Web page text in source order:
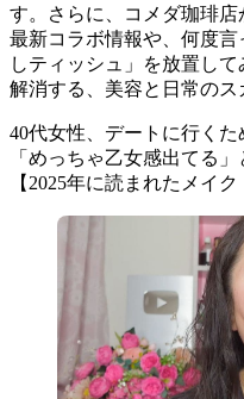
す。さらに、コメダ珈琲
最新コラボ情報や、何度
しティッシュ」を放置し
解消する、美容と日常のス
40代女性、デートに行く
「めっちゃ乙女感出てる
【2025年に読まれたメイ